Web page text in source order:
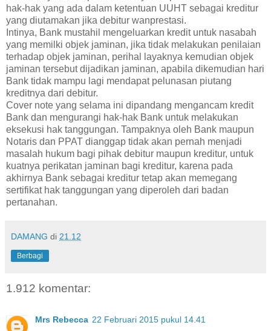
hak-hak yang ada dalam ketentuan UUHT sebagai kreditur
yang diutamakan jika debitur wanprestasi.
Intinya, Bank mustahil mengeluarkan kredit untuk nasabah
yang memilki objek jaminan, jika tidak melakukan penilaian
terhadap objek jaminan, perihal layaknya kemudian objek
jaminan tersebut dijadikan jaminan, apabila dikemudian hari
Bank tidak mampu lagi mendapat pelunasan piutang
kreditnya dari debitur.
Cover note yang selama ini dipandang mengancam kredit
Bank dan mengurangi hak-hak Bank untuk melakukan
eksekusi hak tanggungan. Tampaknya oleh Bank maupun
Notaris dan PPAT dianggap tidak akan pernah menjadi
masalah hukum bagi pihak debitur maupun kreditur, untuk
kuatnya perikatan jaminan bagi kreditur, karena pada
akhirnya Bank sebagai kreditur tetap akan memegang
sertifikat hak tanggungan yang diperoleh dari badan
pertanahan.
DAMANG di 21.12
Berbagi
1.912 komentar:
Mrs Rebecca 22 Februari 2015 pukul 14.41